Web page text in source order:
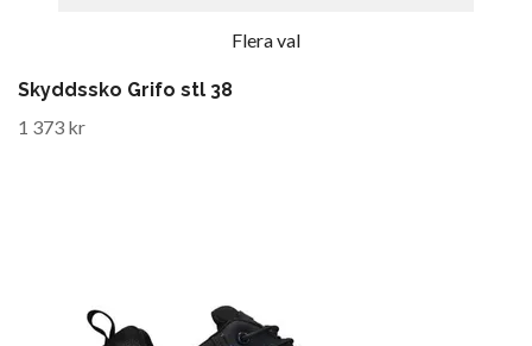
Flera val
Skyddssko Grifo stl 38
1 373 kr